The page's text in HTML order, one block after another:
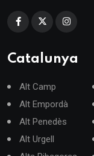
Catalunya
Alt Camp
Alt Empordà
Alt Penedès
Alt Urgell